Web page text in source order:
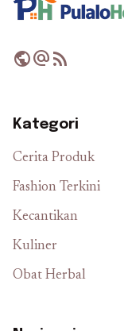
publicalternate_emailrss_feed
Kategori
Cerita Produk
Fashion Terkini
Kecantikan
Kuliner
Obat Herbal